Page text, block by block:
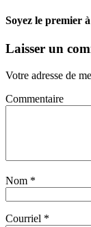
Soyez le premier
Laisser un
Votre adresse de
Commentaire
Nom *
Courriel *